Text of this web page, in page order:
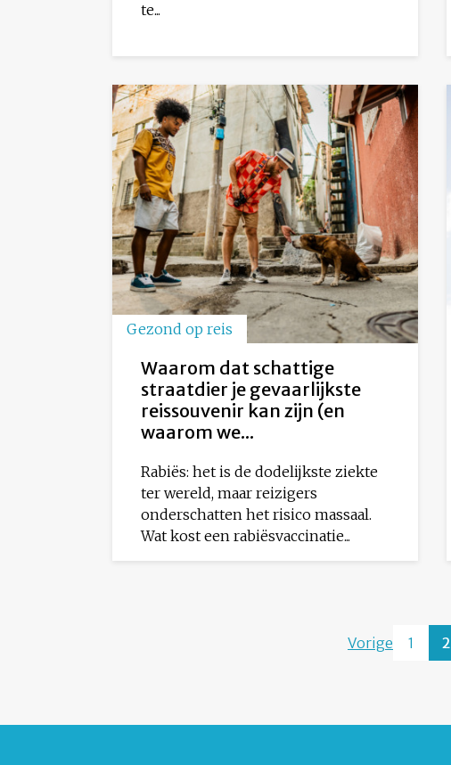
te...
Gezond op reis
Waarom dat schattige
straatdier je gevaarlijkste
reissouvenir kan zijn (en
waarom we...
Rabiës: het is de dodelijkste ziekte
ter wereld, maar reizigers
onderschatten het risico massaal.
Wat kost een rabiësvaccinatie...
Vorige 1 2